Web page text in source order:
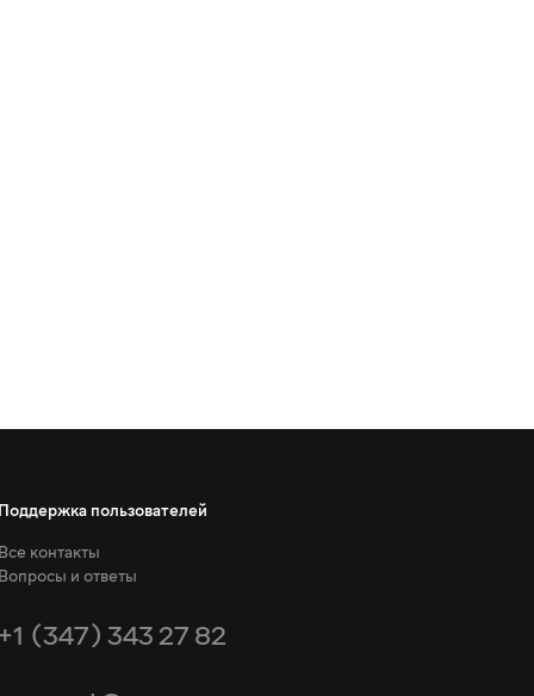
Поддержка пользователей
Все контакты
Вопросы и ответы
+1 (347) 343 27 82